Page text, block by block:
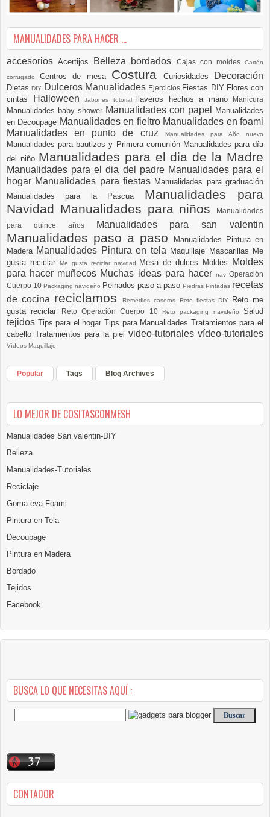
MANUALIDADES PARA HACER ...
accesoriosAcertijos Belleza bordados Cajas con moldesCartón
corrugadoCentros de mesa Costura Curiosidades Decoración
DietasDIY Dulceros Manualidades Ejercicios Fiestas DIY Flores con
cintas
Halloween Jabones tutorial llaveros hechos a mano Manicura
Manualidades baby shower Manualidades con papel
Manualidades
en Decoupage Manualidades en fieltro Manualidades en foami
Manualidades en punto de cruz
Manualidades para Año nuevo
Manualidades para bautizos y Primera comunión Manualidades para día
del niño Manualidades para el dia de la Madre
Manualidades para el dia del padre Manualidades para el
hogar Manualidades para fiestas Manualidades para graduación
Manualidades para la Pascua Manualidades para
Navidad Manualidades para niños
Manualidades
para quince años
Manualidades para san valentin
Manualidades paso a paso
Manualidades Pintura en
Madera Manualidades Pintura en tela Maquillaje Mascarillas Me
gusta reciclar
Me gusta reciclar navidad Mesa de dulces Moldes
Moldes
para hacer muñecos Muchas ideas para hacer nav Operación
Cuerpo 10 Packaging navideño Peinados paso a paso Piedras Pintadas recetas
de cocina reciclamosRemedios caseros Reto fiestas DIY
Reto me
gusta reciclar
Reto Operación Cuerpo 10Reto packaging navideñoSalud
tejidos Tips para el hogarTips para Manualidades Tratamientos para el
cabello Tratamientos para la piel video-tutoriales vídeo-tutoriales
Vídeos-Maquillaje
Popular Tags Blog Archives
LO MEJOR DE COSITASCONMESH
Manualidades San valentin-DIY
Belleza
Manualidades-Tutoriales
Reciclaje
Goma eva-Foami
Pintura en Tela
Decoupage
Pintura en Madera
Bordado
Tejidos
Facebook
BUSCA LO QUE NECESITAS AQUÍ :
CONTADOR